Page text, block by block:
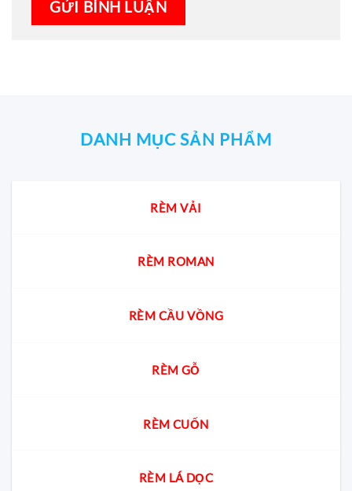
DANH MỤC SẢN PHẨM
RÈM VẢI
RÈM ROMAN
RÈM CẦU VỒNG
RÈM GỖ
RÈM CUỐN
RÈM LÁ DỌC